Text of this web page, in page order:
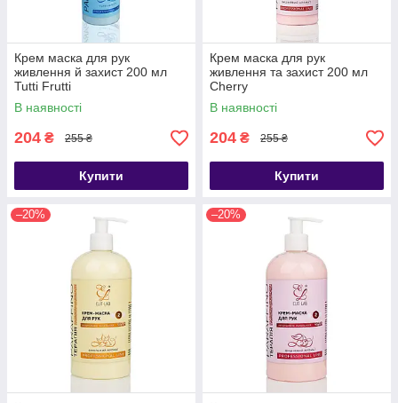
Крем маска для рук
живлення й захист 200 мл
Tutti Frutti
В наявності
204 ₴ 255 ₴
Купити
Крем маска для рук
живлення та захист 200 мл
Cherry
В наявності
204 ₴ 255 ₴
Купити
–20% –20%